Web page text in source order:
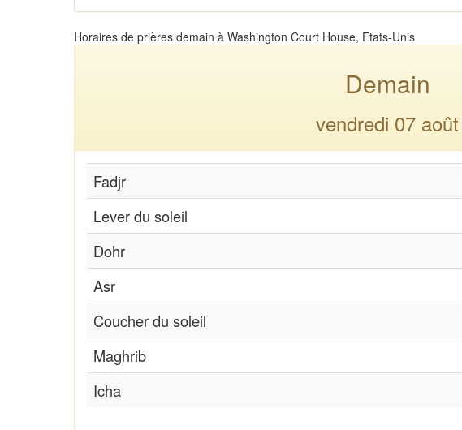
Horaires de prières demain à Washington Court House, Etats-Unis
Demain
vendredi 07 août
Fadjr
Lever du soleil
Dohr
Asr
Coucher du soleil
Maghrib
Icha